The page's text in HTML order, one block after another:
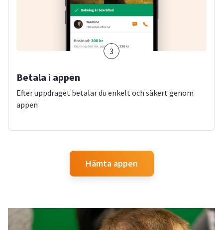
3
Betala i appen
Efter uppdraget betalar du enkelt och säkert genom
appen
Hämta appen